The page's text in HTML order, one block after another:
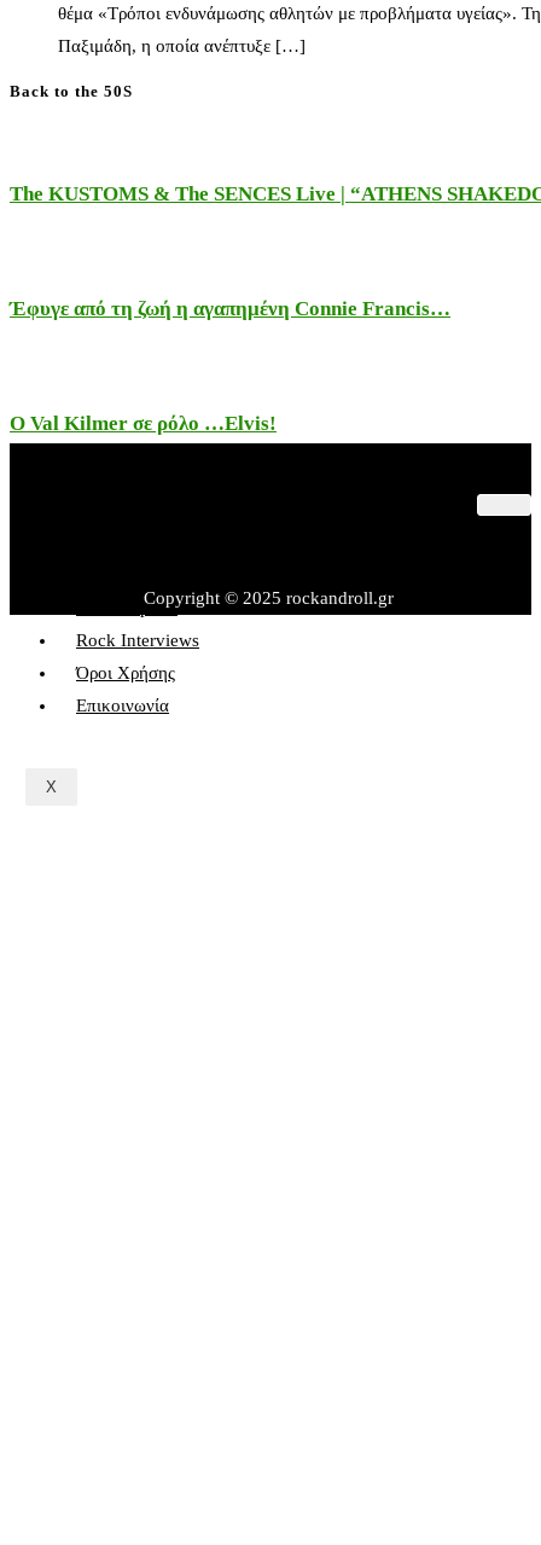
θέμα «Τρόποι ενδυνάμωσης αθλητών με προβλήματα υγείας».
Παξιμάδη, η οποία ανέπτυξε […]
Back to the 50S
The KUSTOMS & The SENCES Live | “ATHENS
Έφυγε από τη ζωή η αγαπημένη Connie Francis…
Ο Val Kilmer σε ρόλο …Elvis!
Rock&Sports
Rock Interviews
Όροι Χρήσης
Επικοινωνία
X
Copyright © 2025 rockandroll.gr